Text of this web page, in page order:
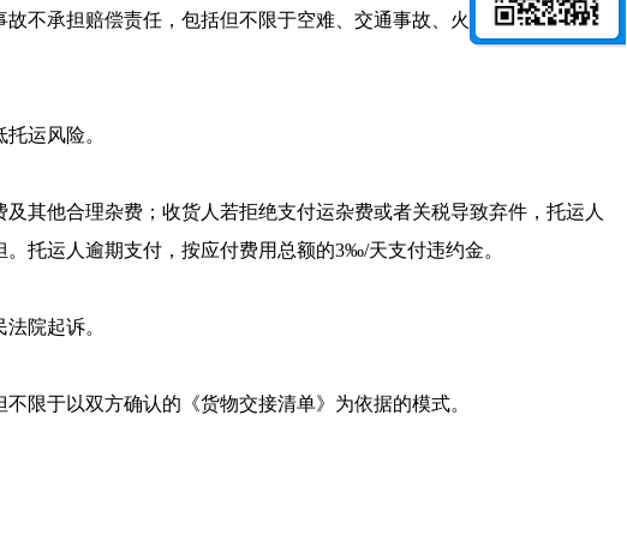
不承担赔偿责任，包括但不限于空难、交通事故、火灾、盗抢、战
运风险。
其他合理杂费；收货人若拒绝支付运杂费或者关税导致弃件，托运人
托运人逾期支付，按应付费用总额的3‰/天支付违约金。
院起诉。
限于以双方确认的《货物交接清单》为依据的模式。